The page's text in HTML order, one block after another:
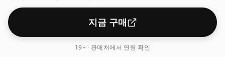
지금 구매
19+ · 판매처에서 연령 확인